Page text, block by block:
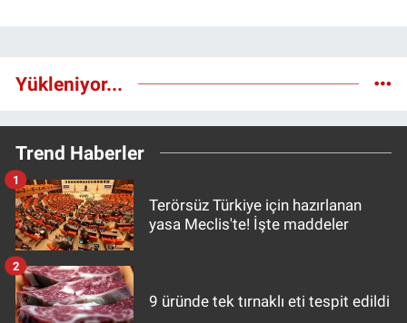
Yükleniyor...
Trend Haberler
Terörsüz Türkiye için hazırlanan
yasa Meclis'te! İşte maddeler
1
9 üründe tek tırnaklı eti tespit edildi
2